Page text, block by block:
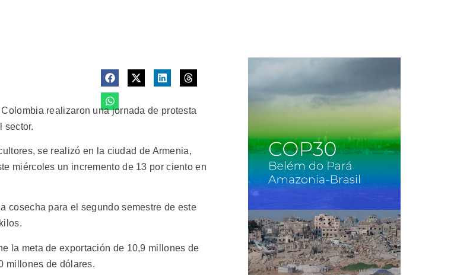
realizaron una jornada de protesta
sector.
se realizó en la ciudad de Armenia,
miércoles un incremento de 13 por ciento en
cosecha para el segundo semestre de este
la meta de exportación de 10,9 millones de
millones de dólares.